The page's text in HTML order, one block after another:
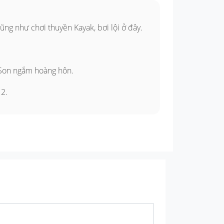
như chơi thuyền Kayak, bơi lội ở đây.
ngắm hoàng hôn.